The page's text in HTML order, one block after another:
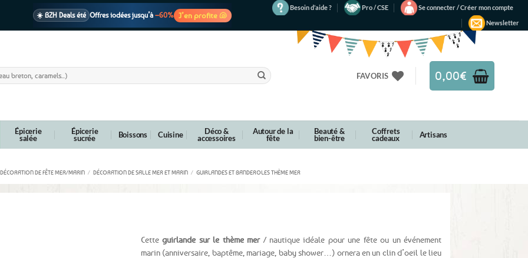
☀️ BZH Deals été Offres iodées jusqu’à –60% J’en profite 🐚
Besoin d’aide ? Pro / CSE
Se connecter / Créer mon compte
Newsletter
FAVORIS 0,00€
Épicerie
salée
Épicerie
sucrée Boissons Cuisine Déco &
accessoires
Autour de la
fête
Beauté &
bien-être
Coffrets
cadeaux Artisans
DÉCORATION DE FÊTE MER/MARIN / DÉCORATION DE SALLE MER ET MARIN / GUIRLANDES ET BANDEROLES THÈME MER
Cetteguirlande sur le thème mer/ nautique idéale pour une fête ou un événement
marin (anniversaire, baptême, mariage, baby shower…) ornera en un clin d’oeil le lieu